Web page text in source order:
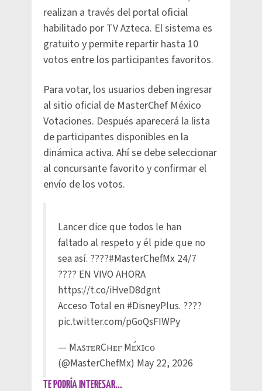
realizan a través del portal oficial
habilitado por TV Azteca. El sistema es
gratuito y permite repartir hasta 10
votos entre los participantes favoritos.
Para votar, los usuarios deben ingresar
al sitio oficial de MasterChef México
Votaciones. Después aparecerá la lista
de participantes disponibles en la
dinámica activa. Ahí se debe seleccionar
al concursante favorito y confirmar el
envío de los votos.
Lancer dice que todos le han
faltado al respeto y él pide que no
sea así. ????#MasterChefMx 24/7
???? EN VIVO AHORA
https://t.co/iHveD8dgnt
Acceso Total en #DisneyPlus. ????
pic.twitter.com/pGoQsFIWPy
— MᴀsᴛᴇʀCʜᴇғ Mᴇ́xɪᴄᴏ
(@MasterChefMx) May 22, 2026
TE PODRÍA INTERESAR...